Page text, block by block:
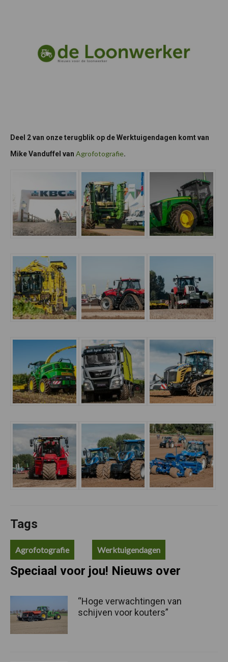
Deel 2 van onze terugblik op de Werktuigendagen komt van
Mike Vanduffel van Agrofotografie.
Tags
Agrofotografie Werktuigendagen
Speciaal voor jou! Nieuws over
“Hoge verwachtingen van
schijven voor kouters”